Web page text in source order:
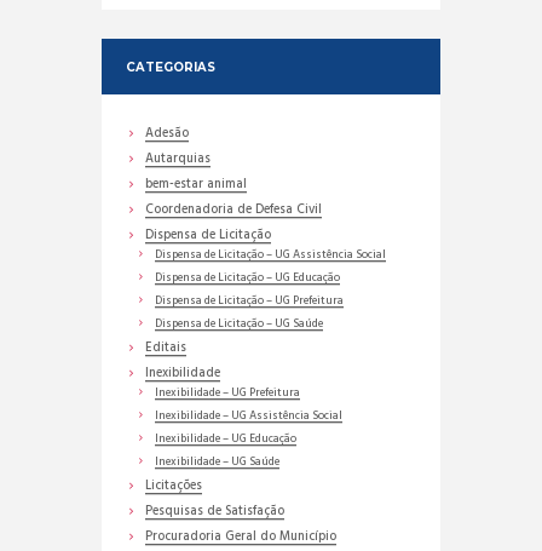
CATEGORIAS
Adesão
Autarquias
bem-estar animal
Coordenadoria de Defesa Civil
Dispensa de Licitação
Dispensa de Licitação – UG Assistência Social
Dispensa de Licitação – UG Educação
Dispensa de Licitação – UG Prefeitura
Dispensa de Licitação – UG Saúde
Editais
Inexibilidade
Inexibilidade – UG Prefeitura
Inexibilidade – UG Assistência Social
Inexibilidade – UG Educação
Inexibilidade – UG Saúde
Licitações
Pesquisas de Satisfação
Procuradoria Geral do Município